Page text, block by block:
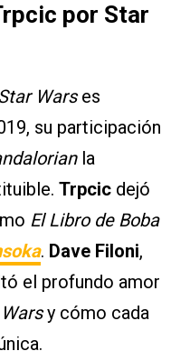
por Star
Warses
su participación
la
Trpcic dejó
El Libro de Boba
. Dave Filoni,
el profundo amor
y cómo cada